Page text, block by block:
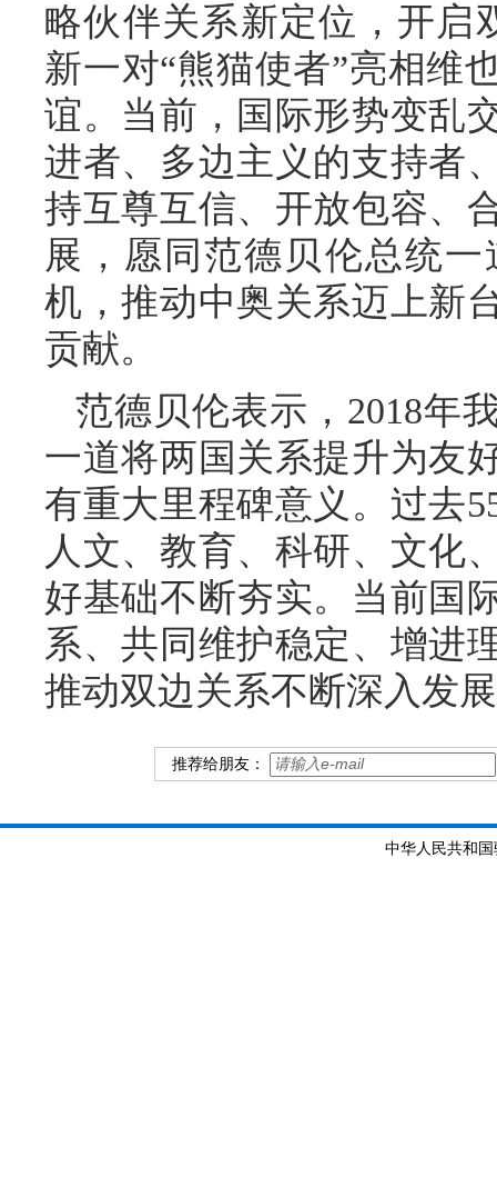
略伙伴关系新定位，开启
新一对“熊猫使者”亮相维
谊。当前，国际形势变乱
进者、多边主义的支持者
持互尊互信、开放包容、
展，愿同范德贝伦总统
机，推动中奥关系迈上新
贡献。
范德贝伦表示，2018年
一道将两国关系提升为友
有重大里程碑意义。过去
人文、教育、科研、文化
好基础不断夯实。当前国
系、共同维护稳定、增进
推动双边关系不断深入发
推荐给朋友：
中华人民共和